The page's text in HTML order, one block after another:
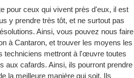
pour ceux qui vivent près d'eux, il est
y prendre très tôt, et ne surtout pas
Ainsi, vous pouvez nous faire
à Cantaron, et trouver les moyens les
techniciens mettront à l'œuvre toutes
aux cafards. Ainsi, ils pourront prendre
la meilleure manière qui soit. Ils